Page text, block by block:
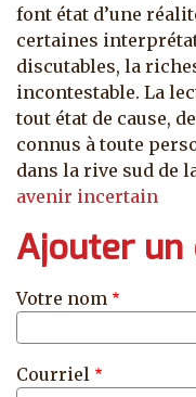
font état d’une
certaines
discutables, la
incontestable. La
tout état de cause,
connus à toute
dans la rive sud de
avenir incertain
Ajouter un
Votre nom
Courriel